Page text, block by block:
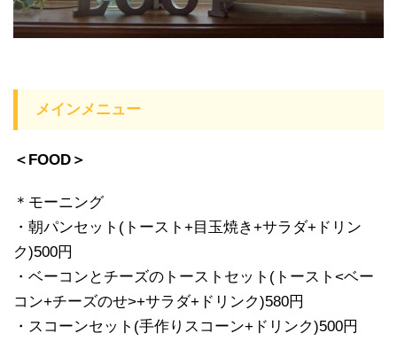
メインメニュー
＜FOOD＞
＊モーニング
・朝パンセット(トースト+目玉焼き+サラダ+ドリン
ク)500円
・ベーコンとチーズのトーストセット(トースト<ベー
コン+チーズのせ>+サラダ+ドリンク)580円
・スコーンセット(手作りスコーン+ドリンク)500円